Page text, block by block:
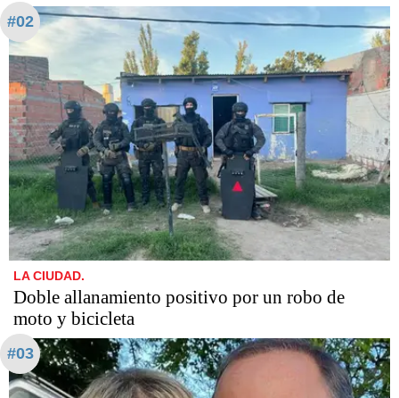
#02
LA CIUDAD.
Doble allanamiento positivo por un robo de
moto y bicicleta
#03